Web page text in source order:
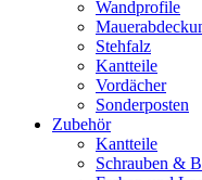
Wandprofile
Stehfalz
Kantteile
Vordächer
Sonderposten
Zubehör
Kantteile
Schrauben &